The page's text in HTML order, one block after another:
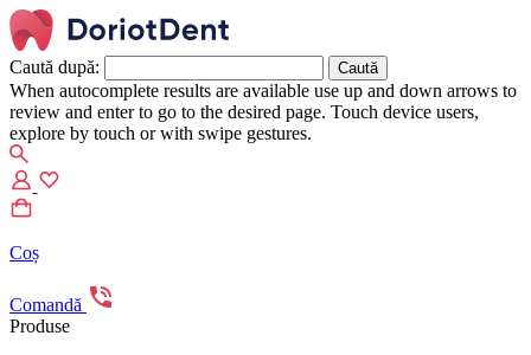
Caută după:
When autocomplete results are available use up and down arrows to
review and enter to go to the desired page. Touch device users,
explore by touch or with swipe gestures.
Coș
Comandă
Produse